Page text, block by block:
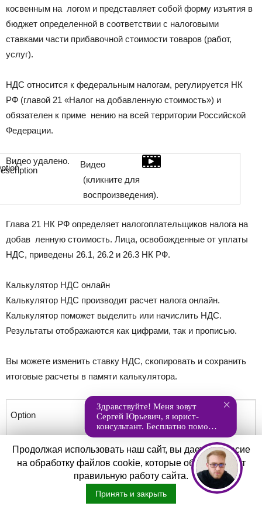
косвенным на ­ логом и представляет собой форму изъятия в
бюджет определенной в соответствии с налоговыми
ставками части прибавочной стоимости товаров (работ,
услуг).
НДС относится к федеральным налогам, регулируется НК
РФ (главой 21 «Налог на добавленную стоимость») и
обязателен к приме ­ нению на всей территории Российской
Федерации.
Видео удалено.
Видео
(кликните для
воспроизведения).
Глава 21 НК РФ определяет налогоплательщиков налога на
добав ­ ленную стоимость. Лица, освобожденные от уплаты
НДС, приведены 26.1, 26.2 и 26.3 НК РФ.
Калькулятор НДС онлайн
Калькулятор НДС производит расчет налога онлайн.
Калькулятор поможет выделить или начислить НДС.
Результаты отображаются как цифрами, так и прописью.
Вы можете изменить ставку НДС, скопировать и сохранить
итоговые расчеты в памяти калькулятора.
Инструкции по работе с
Калькулятором НДС
Рекомендуем сначала выбрать «Тип
расчета» (Выделить или Начислить
НДС) так как калькулятор все
Продолжая использовать наш сайт, вы даете согласие
на обработку файлов cookie, которые обеспечивают
правильную работу сайта.
Принять и закрыть